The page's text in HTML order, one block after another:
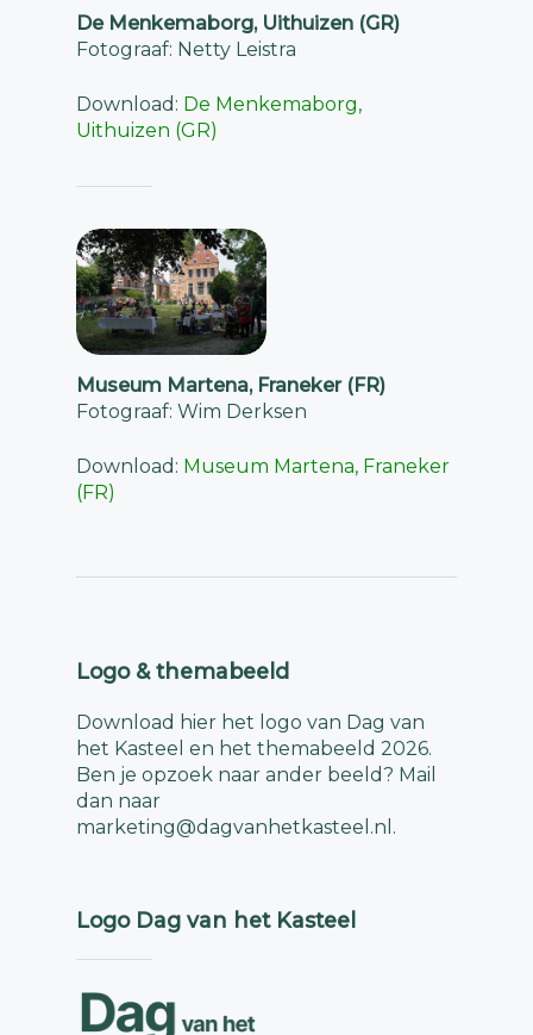
De Menkemaborg, Uithuizen (GR)
Fotograaf: Netty Leistra
Download: De Menkemaborg,
Uithuizen (GR)
Museum Martena, Franeker (FR)
Fotograaf: Wim Derksen
Download: Museum Martena, Franeker
(FR)
Logo & themabeeld
Download hier het logo van Dag van
het Kasteel en het themabeeld 2026.
Ben je opzoek naar ander beeld? Mail
dan naar
marketing@dagvanhetkasteel.nl .
Logo Dag van het Kasteel